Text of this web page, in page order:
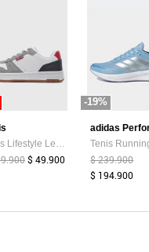
$ 49.900
-19%
$ 239.900
$ 194.900